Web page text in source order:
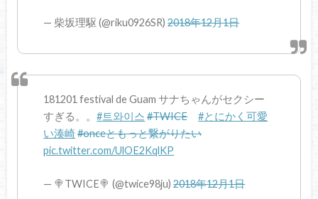
— 柴坂理駆 (@riku0926SR)2018年12月1日
181201 festival de Guam サナちゃんがセクシー
すぎる。。#트와이스 #TWICE
#とにかく可愛
い湊崎#onceともっと繋がりたい
pic.twitter.com/UlOE2KqlKP
— 🍭TWICE🍭 (@twice98ju)2018年12月1日